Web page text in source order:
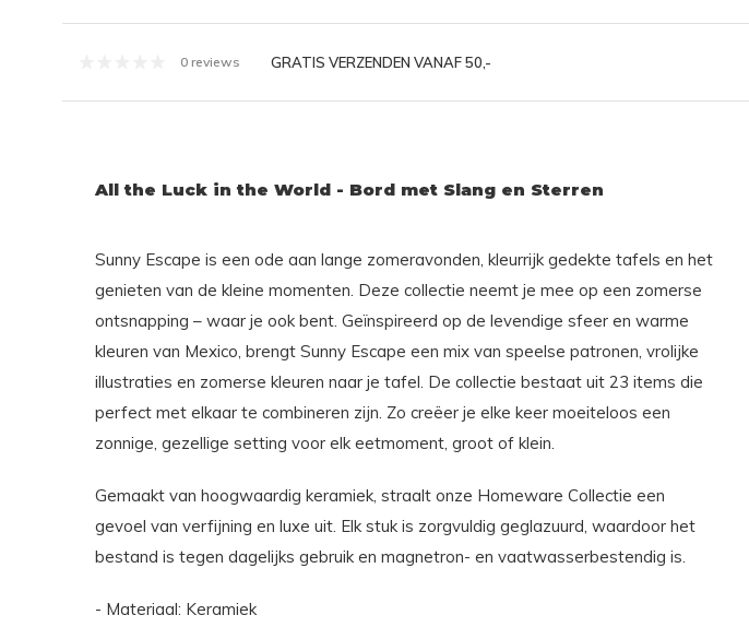
0 reviews GRATIS VERZENDEN VANAF 50,-
All the Luck in the World - Bord met Slang en Sterren
Sunny Escape is een ode aan lange zomeravonden, kleurrijk gedekte tafels en het
genieten van de kleine momenten. Deze collectie neemt je mee op een zomerse
ontsnapping – waar je ook bent. Geïnspireerd op de levendige sfeer en warme
kleuren van Mexico, brengt Sunny Escape een mix van speelse patronen, vrolijke
illustraties en zomerse kleuren naar je tafel. De collectie bestaat uit 23 items die
perfect met elkaar te combineren zijn. Zo creëer je elke keer moeiteloos een
zonnige, gezellige setting voor elk eetmoment, groot of klein.
Gemaakt van hoogwaardig keramiek, straalt onze Homeware Collectie een
gevoel van verfijning en luxe uit. Elk stuk is zorgvuldig geglazuurd, waardoor het
bestand is tegen dagelijks gebruik en magnetron- en vaatwasserbestendig is.
- Materiaal: Keramiek